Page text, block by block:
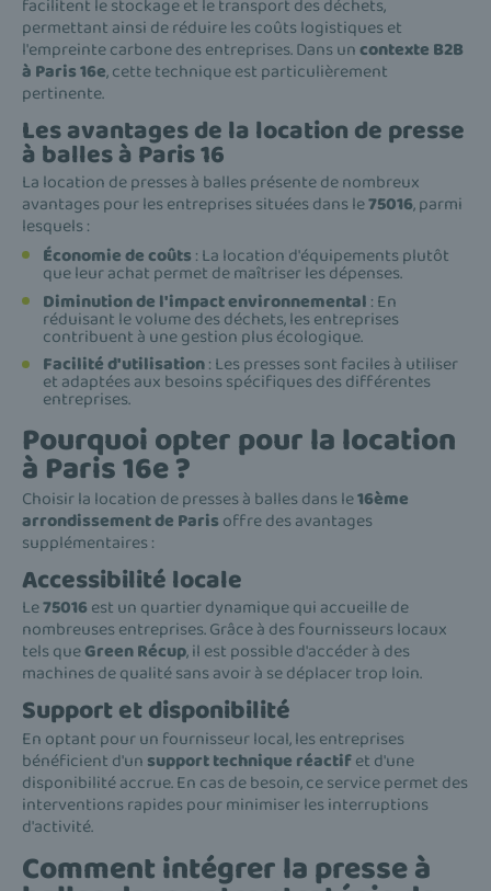
facilitent le stockage et le transport des déchets,
permettant ainsi de réduire les coûts logistiques et
l'empreinte carbone des entreprises. Dans uncontexte B2B
à Paris 16e, cette technique est particulièrement
pertinente.
Les avantages de la location de presse
à balles à Paris 16
La location de presses à balles présente de nombreux
avantages pour les entreprises situées dans le75016, parmi
lesquels :
Économie de coûts : La location d'équipements plutôt
que leur achat permet de maîtriser les dépenses.
Diminution de l'impact environnemental : En
réduisant le volume des déchets, les entreprises
contribuent à une gestion plus écologique.
Facilité d'utilisation: Les presses sont faciles à utiliser
et adaptées aux besoins spécifiques des différentes
entreprises.
Pourquoi opter pour la location
à Paris 16e ?
Choisir la location de presses à balles dans le16ème
arrondissement de Paris offre des avantages
supplémentaires :
Accessibilité locale
Le75016est un quartier dynamique qui accueille de
nombreuses entreprises. Grâce à des fournisseurs locaux
tels queGreen Récup, il est possible d'accéder à des
machines de qualité sans avoir à se déplacer trop loin.
Support et disponibilité
En optant pour un fournisseur local, les entreprises
bénéficient d'un support technique réactifet d'une
disponibilité accrue. En cas de besoin, ce service permet des
interventions rapides pour minimiser les interruptions
d'activité.
Comment intégrer la presse à